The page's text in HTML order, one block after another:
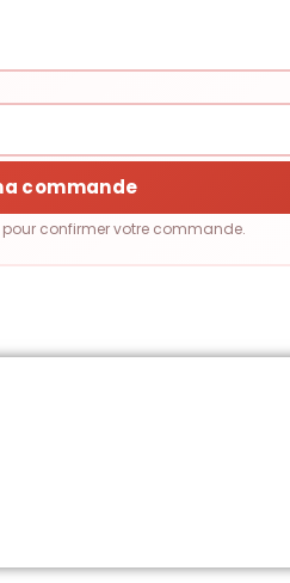
commande
confirmer votre commande.